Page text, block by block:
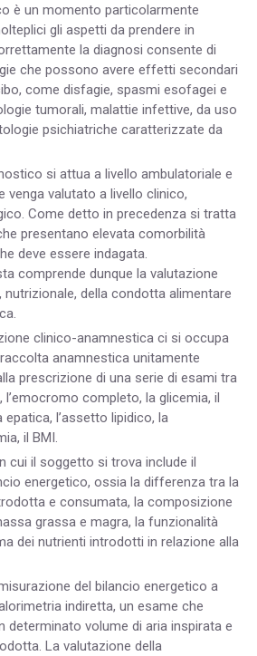
è un momento particolarmente
gli aspetti da prendere in
la diagnosi consente di
che possono avere effetti secondari
come disfagie, spasmi esofagei e
tumorali, malattie infettive, da uso
psichiatriche caratterizzate da
si attua a livello ambulatoriale e
venga valutato a livello clinico,
Come detto in precedenza si tratta
presentano elevata comorbilità
deve essere indagata.
comprende dunque la valutazione
della condotta alimentare
clinico-anamnestica ci si occupa
anamnestica unitamente
prescrizione di una serie di esami tra
l’emocromo completo, la glicemia, il
l’assetto lipidico, la
il BMI.
cui il soggetto si trova include il
energetico, ossia la differenza tra la
e consumata, la composizione
grassa e magra, la funzionalità
dei nutrienti introdotti in relazione alla
del bilancio energetico a
indiretta, un esame che
determinato volume di aria inspirata e
La valutazione della